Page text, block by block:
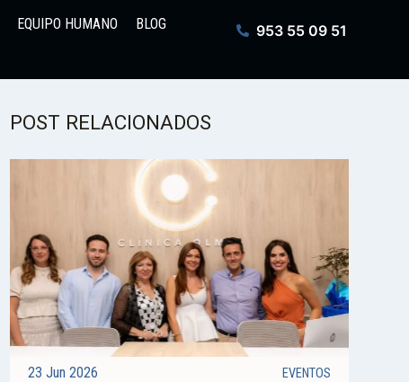
EQUIPO HUMANO
BLOG
953 55 09 51
POST RELACIONADOS
23 Jun 2026 EVENTOS